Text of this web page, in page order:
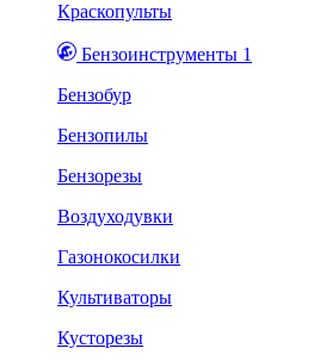
Краскопульты
Бензоинструменты 1
Бензобур
Бензопилы
Бензорезы
Воздуходувки
Газонокосилки
Культиваторы
Кусторезы